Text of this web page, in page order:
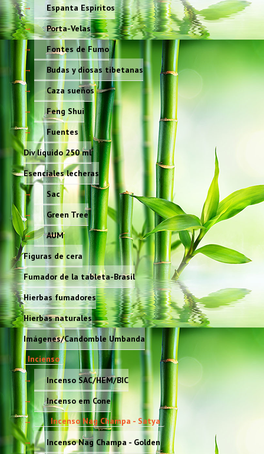
Espanta Espiritos
Porta-Velas
Fontes de Fumo
Budas y diosas tibetanas
Caza sueños
Feng Shui
Fuentes
Div líquido 250 ml
Esenciales lecheras
Sac
Green Tree
AUM
Figuras de cera
Fumador de la tableta-Brasil
Hierbas fumadores
Hierbas naturales
Imágenes/Candomble Umbanda
Incienso
Incenso SAC/HEM/BIC
Incenso em Cone
Incenso Nag Champa - Satya
Incenso Nag Champa - Golden